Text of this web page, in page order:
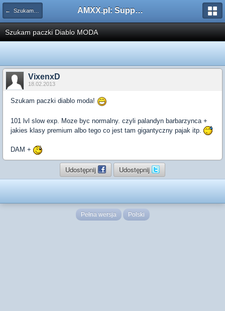
← Szukam pluginu AMXX.pl: Support AMX Mod X i SourceMod
Szukam paczki Diablo MODA
VixenxD
18.02.2013
Szukam paczki diablo moda!
101 lvl slow exp. Moze byc normalny. czyli palandyn barbarzynca +
jakies klasy premium albo tego co jest tam gigantyczny pajak itp.
DAM +
Udostępnij Udostępnij
Pełna wersja Polski